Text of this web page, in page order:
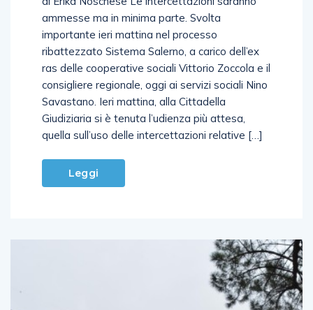
ammesse ma in minima parte. Svolta
importante ieri mattina nel processo
ribattezzato Sistema Salerno, a carico dell’ex
ras delle cooperative sociali Vittorio Zoccola e il
consigliere regionale, oggi ai servizi sociali Nino
Savastano. Ieri mattina, alla Cittadella
Giudiziaria si è tenuta l’udienza più attesa,
quella sull’uso delle intercettazioni relative […]
Leggi